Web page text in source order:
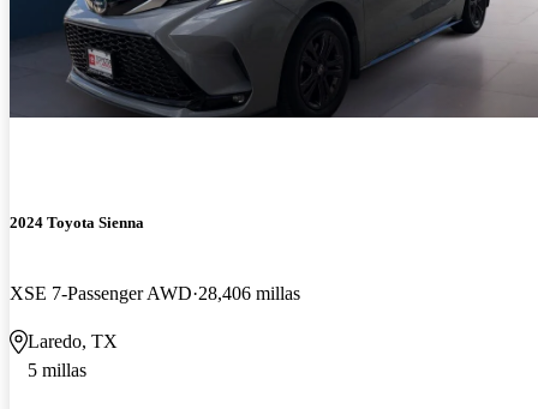
2024 Toyota Sienna
XSE 7-Passenger AWD 28,406 millas
Laredo, TX
5 millas